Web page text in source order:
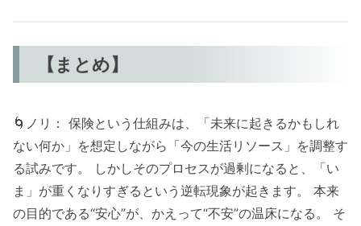
【まとめ】
🌀ノリ： 保険という仕組みは、「未来に起きるかもしれ
ない何か」を想定しながら「今の生活リソース」を調整す
る試みです。 しかしそのプロセスが過剰になると、「い
ま」が重くなりすぎるという逆転現象が起きます。 本来
の目的である“安心”が、かえって“不安”の温床になる。 そ